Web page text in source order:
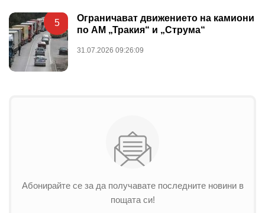
5
Ограничават движението на камиони
по АМ „Тракия“ и „Струма“
31.07.2026 09:26:09
Абонирайте се за да получавате последните новини в
пощата си!